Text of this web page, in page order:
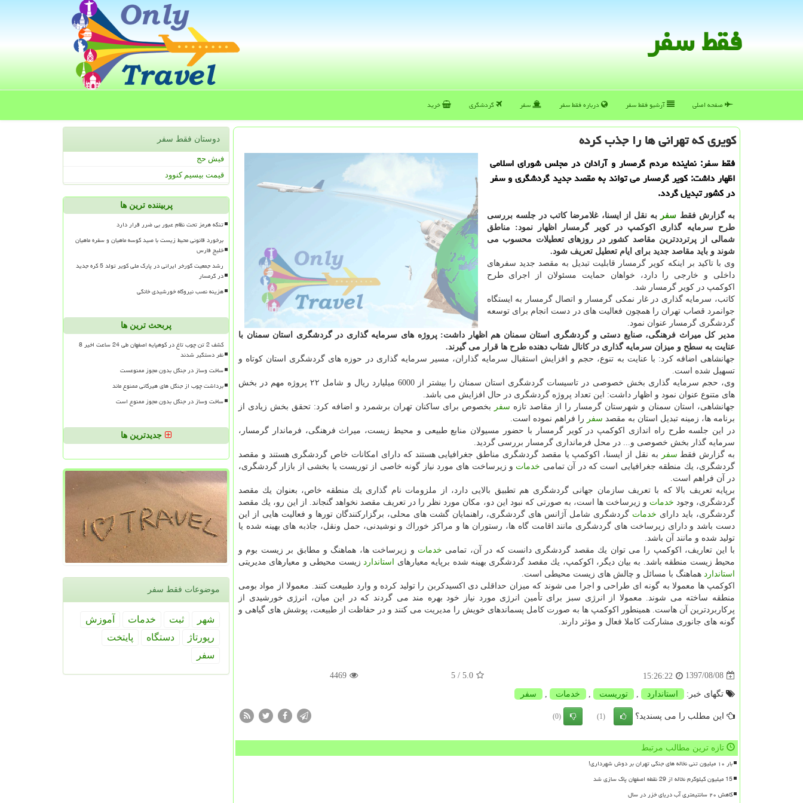
فقط سفر
صفحه اصلی آرشیو فقط سفر درباره فقط سفر سفر گردشگری خرید
كویری كه تهرانی ها را جذب كرده
فقط سفر: نماینده مردم گرمسار و آرادان در مجلس شورای اسلامی
اظهار داشت: كویر گرمسار می تواند به مقصد جدید گردشگری و سفر
در كشور تبدیل گردد.
به گزارش فقط سفر به نقل از ایسنا، غلامرضا كاتب در جلسه بررسی
طرح سرمایه گذاری اكوكمپ در كویر گرمسار اظهار نمود: مناطق
شمالی از پرترددترین مقاصد كشور در روزهای تعطیلات محسوب می
شوند و باید مقاصد جدید برای ایام تعطیل تعریف شود.
وی با تاكید بر اینكه كویر گرمسار قابلیت تبدیل به مقصد جدید سفرهای
داخلی و خارجی را دارد، خواهان حمایت مسئولان از اجرای طرح
اكوكمپ در كویر گرمسار شد.
كاتب، سرمایه گذاری در غار نمكی گرمسار و اتصال گرمسار به ایستگاه
جوانمرد قصاب تهران را همچون فعالیت های در دست انجام برای توسعه
گردشگری گرمسار عنوان نمود.
مدیر كل میراث فرهنگی، صنایع دستی و گردشگری استان سمنان هم اظهار داشت: پروژه های سرمایه گذاری در گردشگری استان سمنان با
عنایت به سطح و میزان سرمایه گذاری در كانال شتاب دهنده طرح ها قرار می گیرند.
جهانشاهی اضافه كرد: با عنایت به تنوع، حجم و افزایش استقبال سرمایه گذاران، مسیر سرمایه گذاری در حوزه های گردشگری استان كوتاه و
تسهیل شده است.
وی، حجم سرمایه گذاری بخش خصوصی در تاسیسات گردشگری استان سمنان را بیشتر از 6000 میلیارد ریال و شامل ۲۲ پروژه مهم در بخش
های متنوع عنوان نمود و اظهار داشت: این تعداد پروژه گردشگری در حال افزایش می باشد.
جهانشاهی، استان سمنان و شهرستان گرمسار را از مقاصد تازه سفر
بخصوص برای ساكنان تهران برشمرد و اضافه كرد: تحقق بخش زیادی از
برنامه ها، زمینه تبدیل استان به مقصد سفر را فراهم نموده است.
در این جلسه طرح راه اندازی اكوكمپ در كویر گرمسار با حضور مسیولان منابع طبیعی و محیط زیست، میراث فرهنگی، فرماندار گرمسار،
سرمایه گذار بخش خصوصی و... در محل فرمانداری گرمسار بررسی گردید.
به گزارش فقط سفر
به نقل از ایسنا، اكوكمپ یا مقصد گردشگری مناطق جغرافیایی هستند كه دارای امكانات خاص گردشگری هستند و مقصد
گردشگری، یك منطقه جغرافیایی است كه در آن تمامی خدمات و زیرساخت های مورد نیاز گونه خاصی از توریست یا بخشی از بازار گردشگری،
در آن فراهم است.
برپایه تعریف بالا كه با تعریف سازمان جهانی گردشگری هم تطبیق بالایی دارد، از ملزومات نام گذاری یك منطقه خاص، بعنوان یك مقصد
گردشگری، وجود خدمات و زیرساخت ها است، به صورتی كه نبود این دو، مكان مورد نظر را در تعریف مقصد نخواهد گنجاند. از این رو، یك مقصد
گردشگری، باید دارای خدمات گردشگری شامل آژانس های گردشگری، راهنمایان گشت های محلی، برگزاركنندگان تورها و فعالیت هایی از این
دست باشد و دارای زیرساخت های گردشگری مانند اقامت گاه ها، رستوران ها و مراكز خوراك و نوشیدنی، حمل ونقل، جاذبه های بهینه شده یا
تولید شده و مانند آن باشد.
با این تعاریف، اكوكمپ را می توان یك مقصد گردشگری دانست كه در آن، تمامی خدمات و زیرساخت ها، هماهنگ و مطابق بر زیست بوم و
محیط زیست منطقه باشد. به بیان دیگر، اكوكمپ، یك مقصد گردشگری بهینه شده برپایه معیارهای
استانداردزیست محیطی و معیارهای مدیریتی
استاندارد هماهنگ با مسائل و چالش های زیست محیطی است.
اكوكمپ ها معمولا به گونه ای طراحی و اجرا می شوند كه میزان حداقلی دی اكسیدكربن را تولید كرده و وارد طبیعت كنند. معمولا از مواد بومی
منطقه ساخته می شوند. معمولا از انرژی سبز برای تأمین انرژی مورد نیاز خود بهره مند می گردند كه در این میان، انرژی خورشیدی از
پركاربردترین آن هاست. همینطور اكوكمپ ها به صورت كامل پسماندهای خویش را مدیریت می كنند و در حفاظت از طبیعت، پوشش های گیاهی و
گونه های جانوری مشاركت كاملا فعال و مؤثر دارند.
1397/08/08
15:26:22
5.0
/ 5
4469
تگهای خبر: استاندارد توریست خدمات سفر
این مطلب را می پسندید؟ (1)
(0)
تازه ترین مطالب مرتبط
بار ۱۰ میلیون تنی نخاله های جنگی تهران بر دوش شهرداری!
15 میلیون کیلوگرم نخاله از 29 نقطه اصفهان پاک سازی شد
کاهش ۲۰ سانتیمتری آب دریای خزر در سال
دوستان فقط سفر
فیش حج
قیمت بیسیم کنوود
پربیننده ترین ها
تنگه هرمز تحت نظام عبور بی ضرر قرار دارد
برخورد قانونی محیط زیست با صید کوسه ماهیان و سفره ماهیان
خلیج فارس
رشد جمعیت گورخر ایرانی در پارک ملی کویر تولد 5 کره جدید
در گرمسار
هزینه نصب نیروگاه خورشیدی خانگی
پربحث ترین ها
کشف 2 تن چوب تاغ در کوهپایه اصفهان طی 24 ساعت اخیر 8
نفر دستگیر شدند
ساخت وساز در جنگل بدون مجوز ممنوعست
برداشت چوب از جنگل های هیرکانی ممنوع ماند
ساخت وساز در جنگل بدون مجوز ممنوع است
جدیدترین ها
موضوعات فقط سفر
شهر ثبت خدمات
آموزش
رپورتاژ
دستگاه
پایتخت
سفر